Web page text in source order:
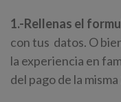
1.-Rellenas el
con tus datos. O
la experiencia en
del pago de la